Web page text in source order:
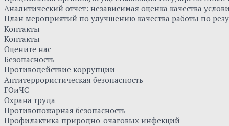
Аналитический отчет: независимая оценка качества
План мероприятий по улучшению качества работы по
Контакты
Контакты
Оцените нас
Безопасность
Противодействие коррупции
Антитеррористическая безопасность
ГОиЧС
Охрана труда
Противопожарная безопасность
Профилактика природно-очаговых инфекций